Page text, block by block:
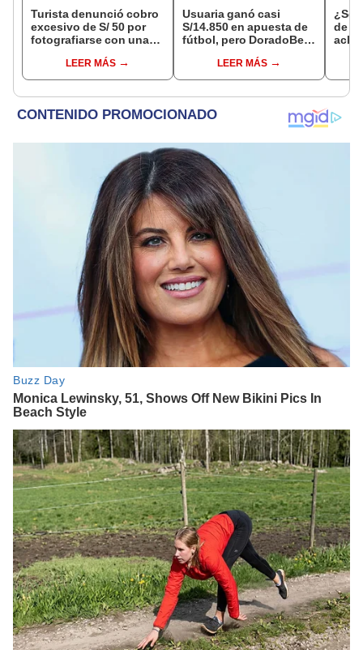
Turista denunció cobro
excesivo de S/ 50 por
fotografiarse con una
Serenazgo recuperó el
dinero
LEER MÁS
Usuaria ganó casi
S/14.850 en apuesta de
fútbol, pero DoradoBet
Indecopi multó a la
empresa con más de S/
LEER MÁS
¿Se
de